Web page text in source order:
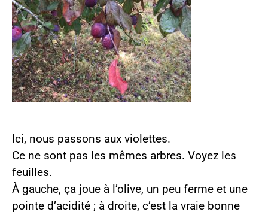
Ici, nous passons aux violettes.
Ce ne sont pas les mêmes arbres. Voyez les
feuilles.
À gauche, ça joue à l’olive, un peu ferme et une
pointe d’acidité ; à droite, c’est la vraie bonne